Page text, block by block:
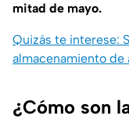
mitad de mayo.
Quizás te interese:
almacenamiento de
¿Cómo son